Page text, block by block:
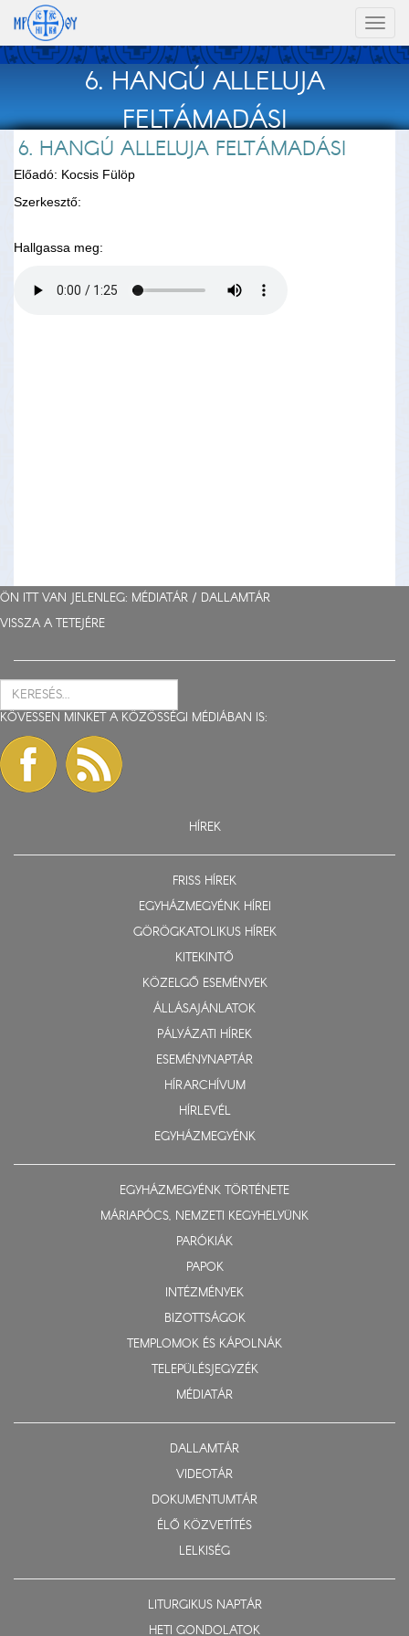
6. HANGÚ ALLELUJA
FELTÁMADÁSI
6. HANGÚ ALLELUJA FELTÁMADÁSI
Előadó: Kocsis Fülöp
Szerkesztő:
Hallgassa meg:
ÖN ITT VAN JELENLEG: MÉDIATÁR / DALLAMTÁR
VISSZA A TETEJÉRE
KÖVESSEN MINKET A KÖZÖSSÉGI MÉDIÁBAN IS:
HÍREK
FRISS HÍREK
EGYHÁZMEGYÉNK HÍREI
GÖRÖGKATOLIKUS HÍREK
KITEKINTŐ
KÖZELGŐ ESEMÉNYEK
ÁLLÁSAJÁNLATOK
PÁLYÁZATI HÍREK
ESEMÉNYNAPTÁR
HÍRARCHÍVUM
HÍRLEVÉL
EGYHÁZMEGYÉNK
EGYHÁZMEGYÉNK TÖRTÉNETE
MÁRIAPÓCS, NEMZETI KEGYHELYÜNK
PARÓKIÁK
PAPOK
INTÉZMÉNYEK
BIZOTTSÁGOK
TEMPLOMOK ÉS KÁPOLNÁK
TELEPÜLÉSJEGYZÉK
MÉDIATÁR
DALLAMTÁR
VIDEOTÁR
DOKUMENTUMTÁR
ÉLŐ KÖZVETÍTÉS
LELKISÉG
LITURGIKUS NAPTÁR
HETI GONDOLATOK